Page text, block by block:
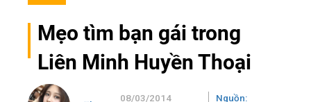
Mẹo tìm bạn gái trong
Liên Minh Huyền Thoại
08/03/2014
Nguồn: